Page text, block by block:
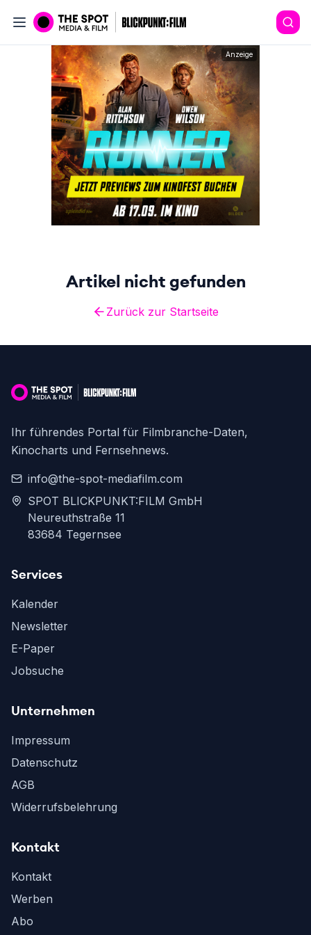
Anzeige
Artikel nicht gefunden
Zurück zur Startseite
Ihr führendes Portal für Filmbranche-Daten,
Kinocharts und Fernsehnews.
info@the-spot-mediafilm.com
SPOT BLICKPUNKT:FILM GmbH
Neureuthstraße 11
83684 Tegernsee
Services
Kalender
Newsletter
E-Paper
Jobsuche
Unternehmen
Impressum
Datenschutz
AGB
Widerrufsbelehrung
Kontakt
Kontakt
Werben
Abo